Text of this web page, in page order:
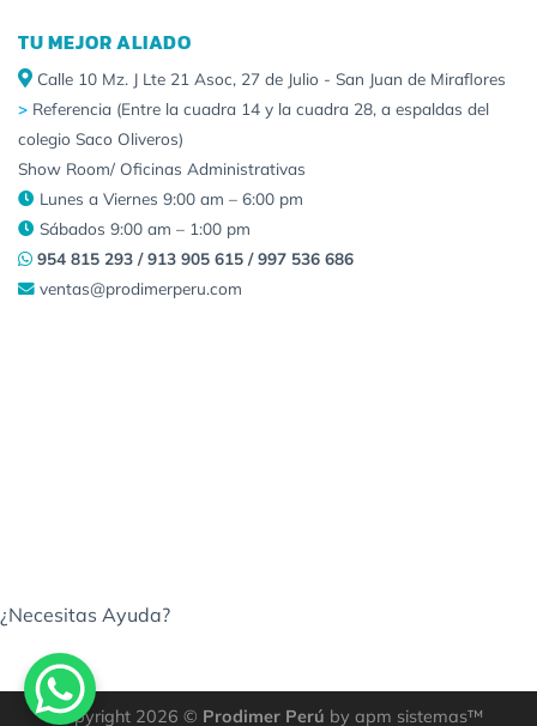
TU MEJOR ALIADO
Calle 10 Mz. J Lte 21 Asoc, 27 de Julio - San Juan de Miraflores
> Referencia (Entre la cuadra 14 y la cuadra 28, a espaldas del
colegio Saco Oliveros)
Show Room/ Oficinas Administrativas
Lunes a Viernes 9:00 am – 6:00 pm
Sábados 9:00 am – 1:00 pm
954 815 293 / 913 905 615 / 997 536 686
ventas@prodimerperu.com
¿Necesitas Ayuda?
Copyright 2026 © Prodimer Perú by apm sistemas™